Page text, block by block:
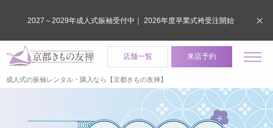
店舗一覧 来店予約
成人式の振袖レンタル・購入なら【京都きもの友禅】
2027～2029年成人式振袖受付中｜ 2026年度卒業式袴受注開始